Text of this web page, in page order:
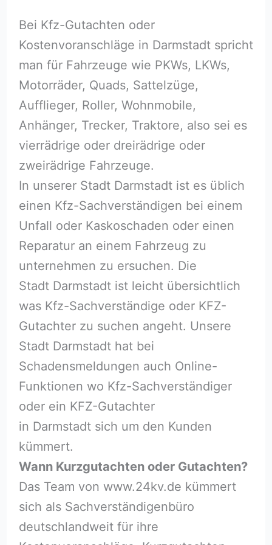
Bei Kfz-Gutachten oder
Kostenvoranschläge in Darmstadt spricht
man für Fahrzeuge wie PKWs, LKWs,
Motorräder, Quads, Sattelzüge,
Aufflieger, Roller, Wohnmobile,
Anhänger, Trecker, Traktore, also sei es
vierrädrige oder dreirädrige oder
zweirädrige Fahrzeuge.
In unserer Stadt Darmstadt ist es üblich
einen Kfz-Sachverständigen bei einem
Unfall oder Kaskoschaden oder einen
Reparatur an einem Fahrzeug zu
unternehmen zu ersuchen. Die
Stadt Darmstadt ist leicht übersichtlich
was Kfz-Sachverständige oder KFZ-
Gutachter zu suchen angeht. Unsere
Stadt Darmstadt hat bei
Schadensmeldungen auch Online-
Funktionen wo Kfz-Sachverständiger
oder ein KFZ-Gutachter
in Darmstadt sich um den Kunden
kümmert.
Wann Kurzgutachten oder Gutachten?
Das Team von www.24kv.de kümmert
sich als Sachverständigenbüro
deutschlandweit für ihre